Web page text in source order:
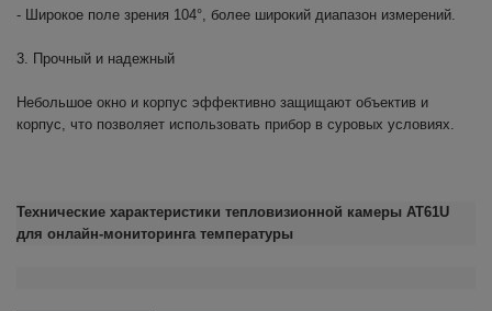
- Широкое поле зрения 104°, более широкий диапазон измерений.
3. Прочный и надежный
Небольшое окно и корпус эффективно защищают объектив и
корпус, что позволяет использовать прибор в суровых условиях.
Технические характеристики тепловизионной камеры AT61U
для онлайн-мониторинга температуры